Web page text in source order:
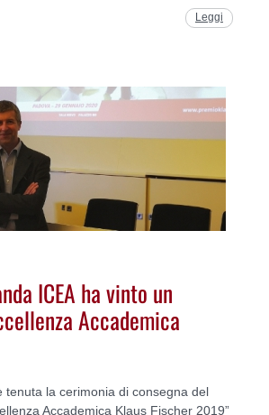
Leggi
ICEA ha vinto un
Accademica
tenuta la cerimonia di consegna del
Accademica Klaus Fischer 2019”